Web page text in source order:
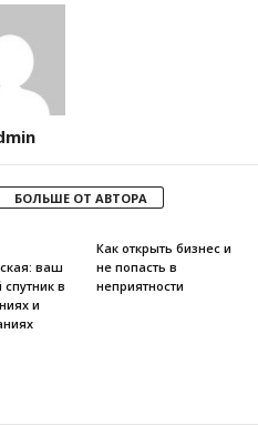
БОЛЬШЕ ОТ АВТОРА
ваш
в
и
Как открыть бизнес и
не попасть в
неприятности